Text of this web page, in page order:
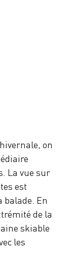
on
La vue sur
est
En
de la
skiable
les